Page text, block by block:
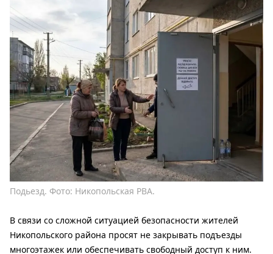
Подьезд. Фото: Никопольская РВА.
В связи со сложной ситуацией безопасности жителей
Никопольского района просят не закрывать подъезды
многоэтажек или обеспечивать свободный доступ к ним.